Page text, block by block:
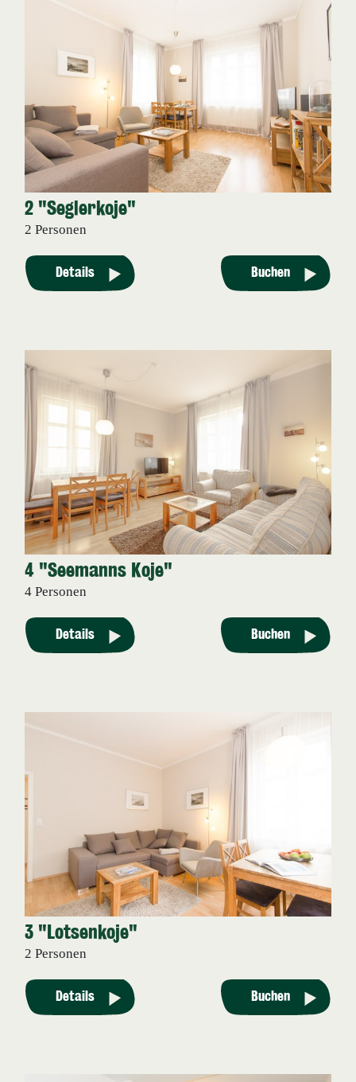
2 "Seglerkoje"
2 Personen
Details Buchen
4 "Seemanns Koje"
4 Personen
Details Buchen
3 "Lotsenkoje"
2 Personen
Details Buchen